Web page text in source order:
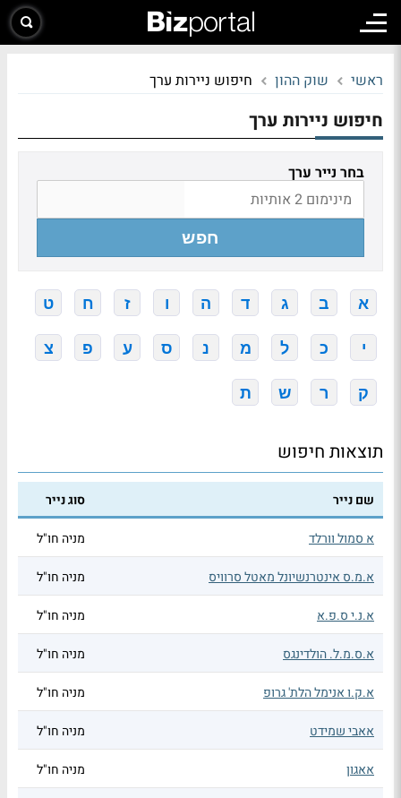
ראשי שוק ההון חיפוש ניירות ערך
חיפוש ניירות ערך
בחר נייר ערך
חפש
א ב ג ד ה ו ז ח ט
י כ ל מ נ ס ע פ צ
ק ר ש ת
תוצאות חיפוש
שם נייר סוג נייר
א סמול וורלד מניה חו"ל
א.מ.ס אינטרנשיונל מאטל סרוויס מניה חו"ל
א.נ.י ס.פ.א מניה חו"ל
א.ס.מ.ל. הולדינגס מניה חו"ל
א.ק.ו אנימל הלת' גרופ מניה חו"ל
אאבי שמידט מניה חו"ל
אאגון מניה חו"ל